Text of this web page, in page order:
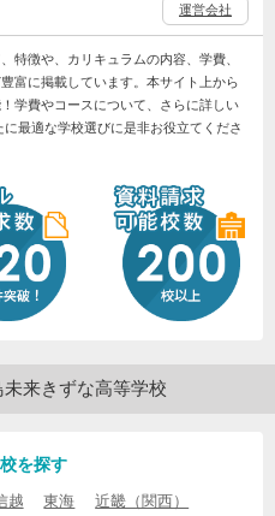
運営会社
特徴や、カリキュラムの内容、学費、
富に掲載しています。本サイト上から
学費やコースについて、さらに詳しい
最適な学校選びに是非お役立てくださ
未来きずな高等学校
を探す
越 東海 近畿（関西）